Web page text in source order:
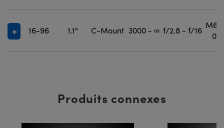
16-96 1.1" C-Mount 3000 - ∞ f/2.8 - f/16
Produits connexes